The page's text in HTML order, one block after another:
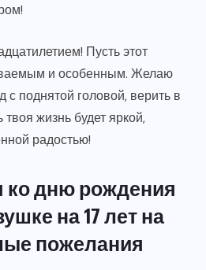
Пусть этот
и особенным. Желаю
с поднятой головой, верить в
жизнь будет яркой,
радостью!
ко дню рождения
на 17 лет на
пожелания